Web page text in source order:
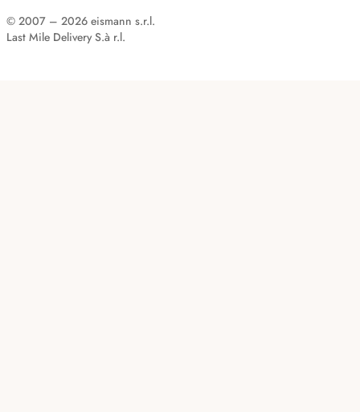
© 2007 – 2026 eismann s.r.l.
Last Mile Delivery S.à r.l.